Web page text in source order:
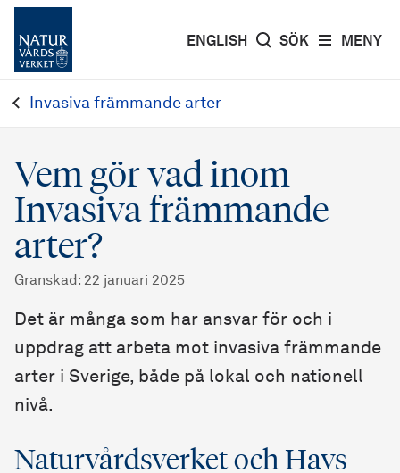
MENY
ENGLISH SÖK
Invasiva främmande arter
Vem gör vad inom
Invasiva främmande
arter?
Granskad : 22 januari 2025
Det är många som har ansvar för och i
uppdrag att arbeta mot invasiva främmande
arter i Sverige, både på lokal och nationell
nivå.
Naturvårdsverket och Havs-